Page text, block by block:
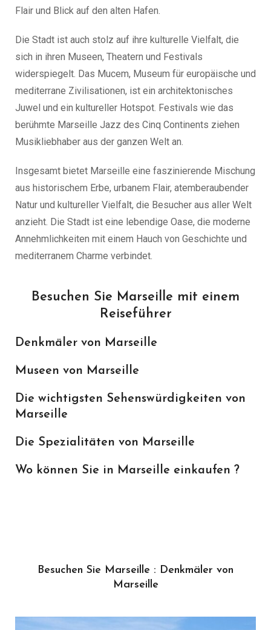
Flair und Blick auf den alten Hafen.
Die Stadt ist auch stolz auf ihre kulturelle Vielfalt, die
sich in ihren Museen, Theatern und Festivals
widerspiegelt. Das Mucem, Museum für europäische und
mediterrane Zivilisationen, ist ein architektonisches
Juwel und ein kultureller Hotspot. Festivals wie das
berühmte Marseille Jazz des Cinq Continents ziehen
Musikliebhaber aus der ganzen Welt an.
Insgesamt bietet Marseille eine faszinierende Mischung
aus historischem Erbe, urbanem Flair, atemberaubender
Natur und kultureller Vielfalt, die Besucher aus aller Welt
anzieht. Die Stadt ist eine lebendige Oase, die moderne
Annehmlichkeiten mit einem Hauch von Geschichte und
mediterranem Charme verbindet.
Besuchen Sie Marseille mit einem
Reiseführer
Denkmäler von Marseille
Museen von Marseille
Die wichtigsten Sehenswürdigkeiten von
Marseille
Die Spezialitäten von Marseille
Wo können Sie in Marseille einkaufen ?
Besuchen Sie Marseille : Denkmäler von
Marseille